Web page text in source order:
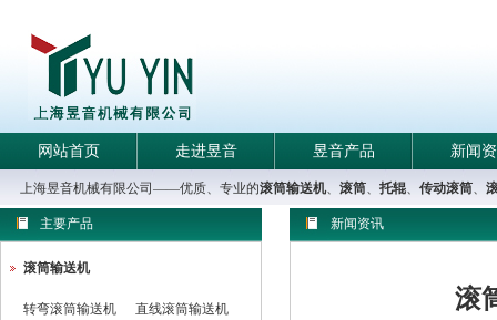
网站首页 走进昱音 昱音产品 新闻
上海昱音机械有限公司——优质、专业的滚筒输送机、 滚筒、 托辊、 传动滚筒、
主要产品
滚筒输送机
转弯滚筒输送机
直线滚筒输送机
新闻资讯
滚